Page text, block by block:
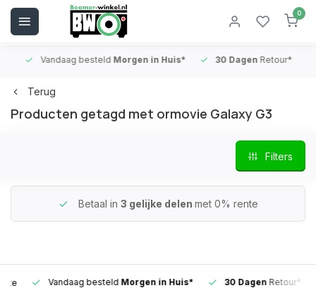
0
Vandaag besteldMorgen in Huis* 30 DagenRetour*
Terug
Producten getagd met ormovie Galaxy G3
Filters
Betaal in 3 gelijke delen met 0% rente
Vandaag besteldMorgen in Huis* 30 DagenRetour*